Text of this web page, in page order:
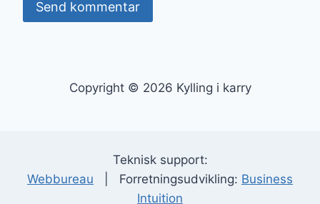
Copyright © 2026 Kylling i karry
Teknisk support:
Webbureau | Forretningsudvikling: Business
Intuition